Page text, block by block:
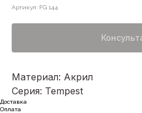
Артикул: FG 144
Материал: Акрил
Серия: Tempest
Доставка
Оплата